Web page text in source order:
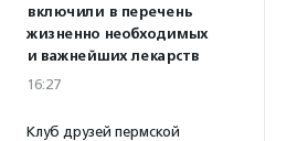
включили в перечень
жизненно необходимых
и важнейших лекарств
16:27
Клуб друзей пермской